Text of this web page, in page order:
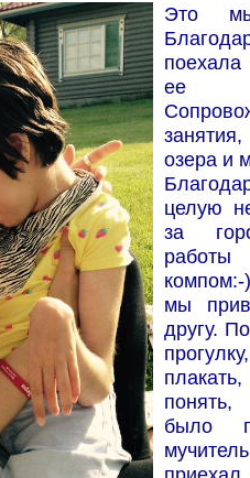
Это
поехала
ее
озера и
целую
за
мы
другу.
было